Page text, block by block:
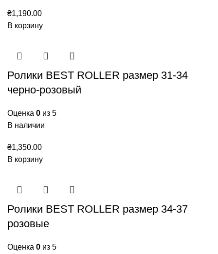
₴1,190.00
В корзину
Ролики BEST ROLLER размер 31-34
черно-розовый
Оценка 0 из 5
В наличии
₴1,350.00
В корзину
Ролики BEST ROLLER размер 34-37
розовые
Оценка 0 из 5